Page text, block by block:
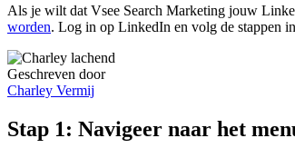
Als je wilt dat Vsee Search Marketing jouw
worden. Log in op LinkedIn en volg de stappen
Geschreven door
Charley Vermij
Stap 1: Navigeer naar het